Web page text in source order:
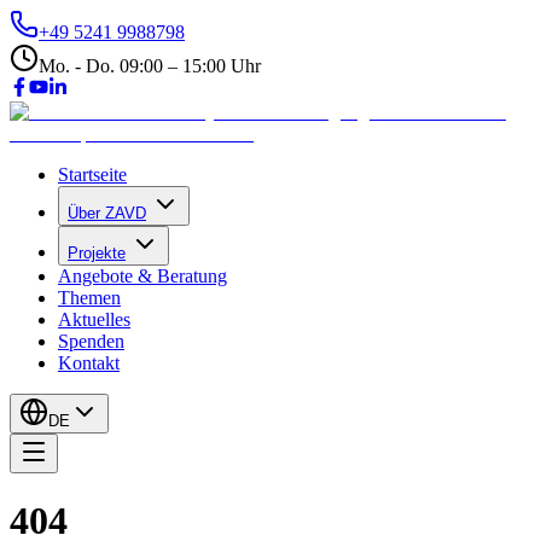
+49 5241 9988798
Mo. - Do. 09:00 – 15:00 Uhr
Startseite
Über ZAVD
Projekte
Angebote & Beratung
Themen
Aktuelles
Spenden
Kontakt
DE
404